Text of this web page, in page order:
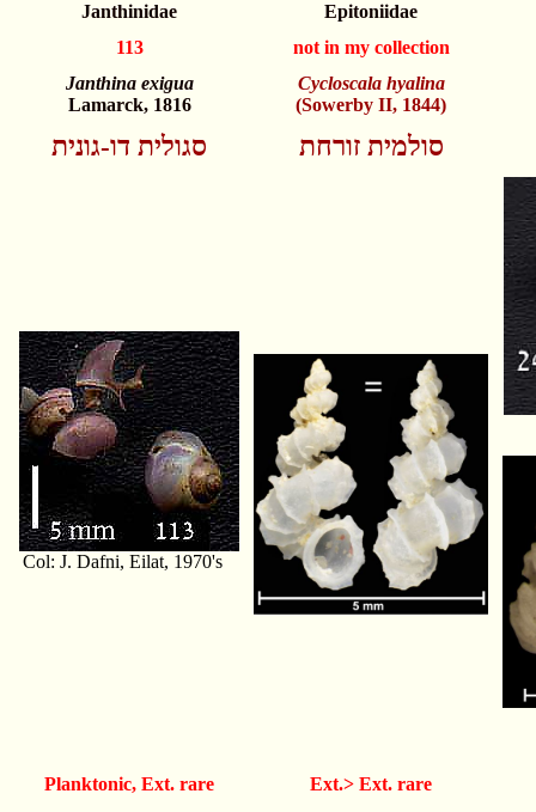
Janthinidae
Epitoniidae
113
not in my collection
Janthina exigua
Lamarck, 1816
Cycloscala hyalina
(Sowerby II, 1844)
סגולית דו-גונית סולמית זורחת
Col: J. Dafni, Eilat, 1970's
Planktonic, Ext. rare Ext.> Ext. rare